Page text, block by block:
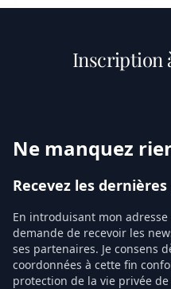
Inscription
Ne manquez
Recevez les
En introduisant mon
demande de recevoir les
ses partenaires. Je consens
coordonnées à cette fin
protection de la vie privée de